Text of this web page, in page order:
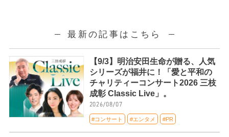
最新の記事はこちら
【9/3】明治安田生命が贈る、人気
シリーズが福井に！「愛と平和の
チャリティーコンサート2026 三枝
成彰 Classic Live」。
2026/08/07
#コンサート #エンタメ #PR